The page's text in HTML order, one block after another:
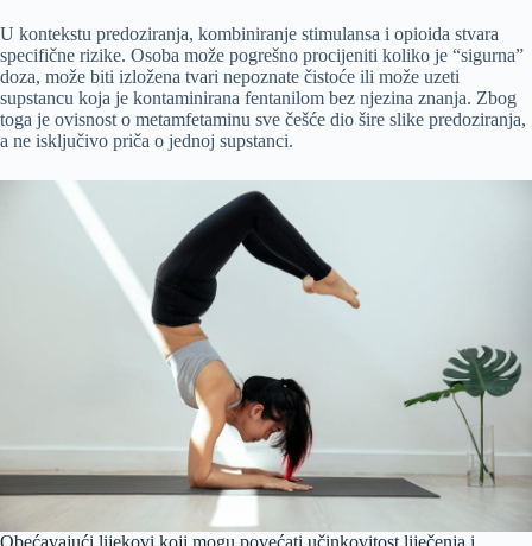
U kontekstu predoziranja, kombiniranje stimulansa i opioida stvara
specifične rizike. Osoba može pogrešno procijeniti koliko je “sigurna”
doza, može biti izložena tvari nepoznate čistoće ili može uzeti
supstancu koja je kontaminirana fentanilom bez njezina znanja. Zbog
toga je ovisnost o metamfetaminu sve češće dio šire slike predoziranja,
a ne isključivo priča o jednoj supstanci.
Obećavajući lijekovi koji mogu povećati učinkovitost liječenja i